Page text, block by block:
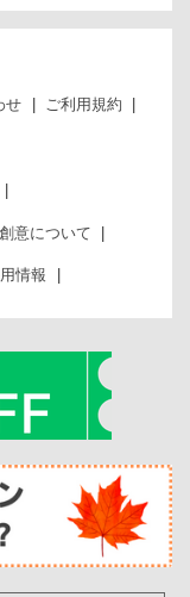
せ ご利用規約
意について
情報